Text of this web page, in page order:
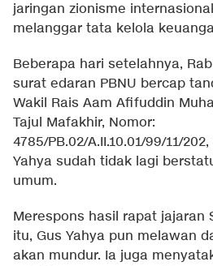
jaringan zionisme
melanggar tata kelola
Beberapa hari setelahnya,
surat edaran PBNU bercap
Wakil Rais Aam Afifuddin
Tajul Mafakhir, Nomor:
4785/PB.02/A.II.10.01/99/11/
Yahya sudah tidak lagi
umum.
Merespons hasil rapat jajaran
itu, Gus Yahya pun melawan
akan mundur. Ia juga